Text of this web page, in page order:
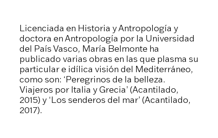
Licenciada en Historia y Antropología y
doctora en Antropología por la Universidad
del País Vasco, María Belmonte ha
publicado varias obras en las que plasma su
particular e idílica visión del Mediterráneo,
como son: ‘Peregrinos de la belleza.
Viajeros por Italia y Grecia’ (Acantilado,
2015) y ‘Los senderos del mar’ (Acantilado,
2017).